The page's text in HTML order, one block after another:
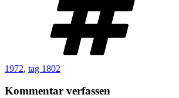
1972, tag 1802
Kommentar verfassen